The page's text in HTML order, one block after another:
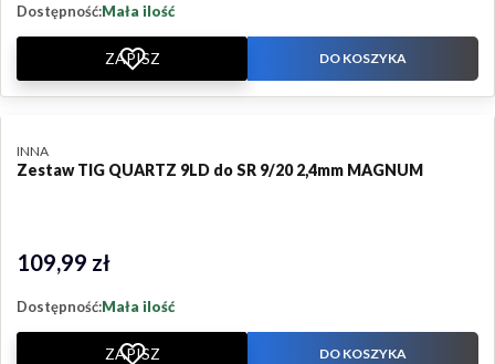
Dostępność:Mała ilość
ZAPISZ DO KOSZYKA
Zestaw TIG QUARTZ 9LD do SR 9/20 2,4mm MAGNUM
PRODUCENT
INNA
Cena
109,99 zł
Dostępność:Mała ilość
ZAPISZ DO KOSZYKA